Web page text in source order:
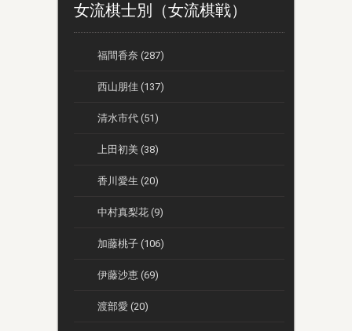
女流棋士別（女流棋戦）
福間香奈 (287)
西山朋佳 (137)
清水市代 (51)
上田初美 (38)
香川愛生 (20)
中村真梨花 (9)
加藤桃子 (106)
伊藤沙恵 (69)
渡部愛 (20)